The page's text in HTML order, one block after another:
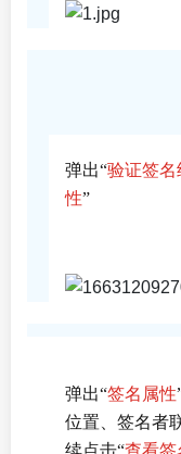
弹出“验证签名
性”
弹出“签名属性
位置、签名者
续点击“查看签